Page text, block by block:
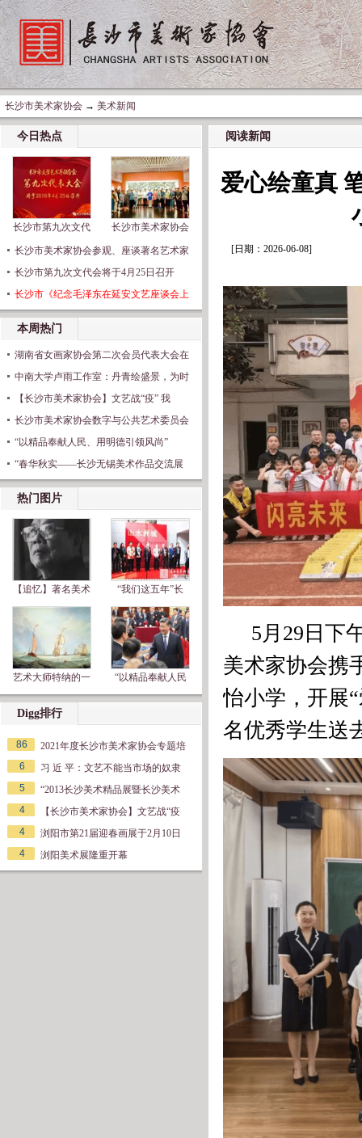
长沙市美术家协会 → 美术新闻
今日热点
长沙市第九次文代 长沙市美术家协会
长沙市美术家协会参观、座谈著名艺术家
长沙市第九次文代会将于4月25日召开
长沙市《纪念毛泽东在延安文艺座谈会上
本周热门
湖南省女画家协会第二次会员代表大会在
中南大学卢雨工作室：丹青绘盛景，为时
【长沙市美术家协会】文艺战“疫” 我
长沙市美术家协会数字与公共艺术委员会
“以精品奉献人民、用明德引领风尚”
“春华秋实——长沙无锡美术作品交流展
热门图片
【追忆】著名美术 “我们这五年”长
艺术大师特纳的一 “以精品奉献人民
Digg排行
86
2021年度长沙市美术家协会专题培
6
习 近 平：文艺不能当市场的奴隶
5
“2013长沙美术精品展暨长沙美术
4
【长沙市美术家协会】文艺战“疫
4
浏阳市第21届迎春画展于2月10日
4
浏阳美术展隆重开幕
阅读新闻
爱心绘童真
[日期：2026-06-08]
5月29日下
美术家协会携
怡小学，开展
名优秀学生送